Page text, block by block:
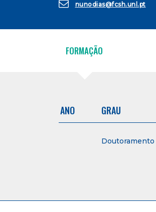
nunodias@fcsh.unl.pt
FORMAÇÃO
ANO GRAU
Doutoramento